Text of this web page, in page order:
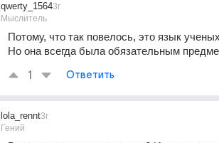
qwerty_1564
Мыслитель
3г
Потому, что так повелось, это язык
Но она всегда была обязательным
1 Ответить
lola_rennt
Гений
3г